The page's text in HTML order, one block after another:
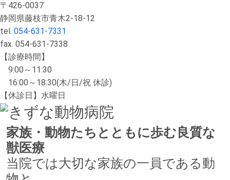
〒426-0037
静岡県藤枝市青木2-18-12
tel. 054-631-7331
fax. 054-631-7338
【診療時間】
9:00～11:30
16:00～18:30(木/日/祝 休診)
【休診日】水曜日
家族・動物たちとともに歩む 良質な
獣医療
当院では大切な家族の一員である動